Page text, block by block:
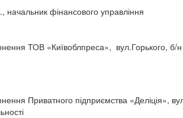
начальник фінансового управління
ТОВ «Київоблпреса», вул.Горького, б/
Приватного підприємства «Деліція»,